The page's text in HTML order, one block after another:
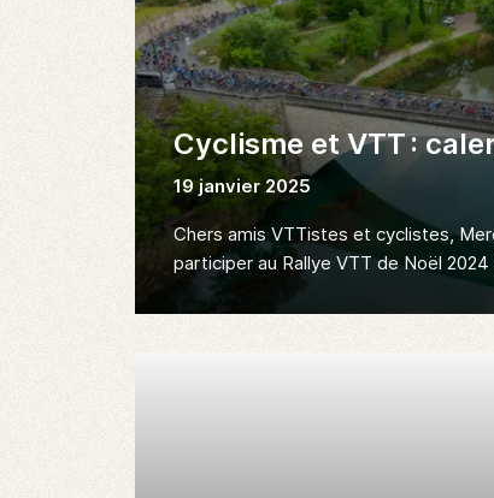
Cyclisme et VTT :
19 janvier 2025
Chers amis VTTistes et cyclistes,
participer au Rallye VTT de Noël